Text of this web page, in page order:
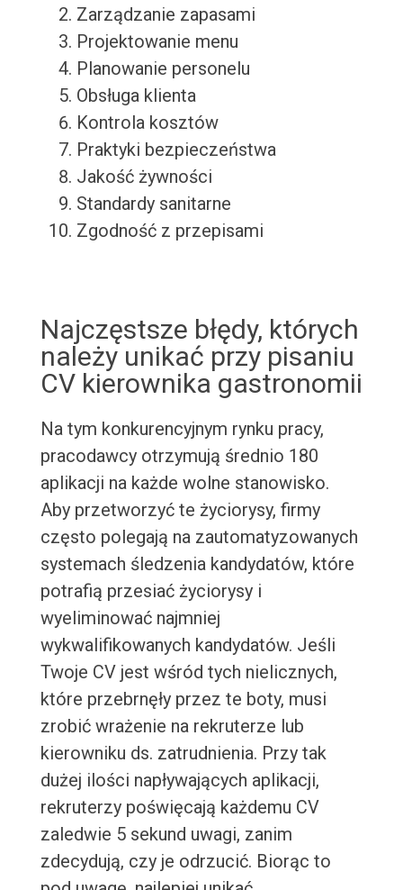
Zarządzanie zapasami
Projektowanie menu
Planowanie personelu
Obsługa klienta
Kontrola kosztów
Praktyki bezpieczeństwa
Jakość żywności
Standardy sanitarne
Zgodność z przepisami
Najczęstsze błędy, których
należy unikać przy pisaniu
CV kierownika gastronomii
Na tym konkurencyjnym rynku pracy,
pracodawcy otrzymują średnio 180
aplikacji na każde wolne stanowisko.
Aby przetworzyć te życiorysy, firmy
często polegają na zautomatyzowanych
systemach śledzenia kandydatów, które
potrafią przesiać życiorysy i
wyeliminować najmniej
wykwalifikowanych kandydatów. Jeśli
Twoje CV jest wśród tych nielicznych,
które przebrnęły przez te boty, musi
zrobić wrażenie na rekruterze lub
kierowniku ds. zatrudnienia. Przy tak
dużej ilości napływających aplikacji,
rekruterzy poświęcają każdemu CV
zaledwie 5 sekund uwagi, zanim
zdecydują, czy je odrzucić. Biorąc to